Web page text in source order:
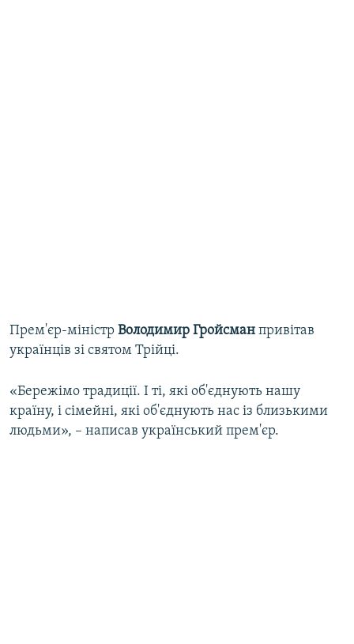
Прем'єр-міністр Володимир Гройсман привітав
українців зі святом Трійці.
«Бережімо традиції. І ті, які об'єднують нашу
країну, і сімейні, які об'єднують нас із близькими
людьми», – написав український прем'єр.